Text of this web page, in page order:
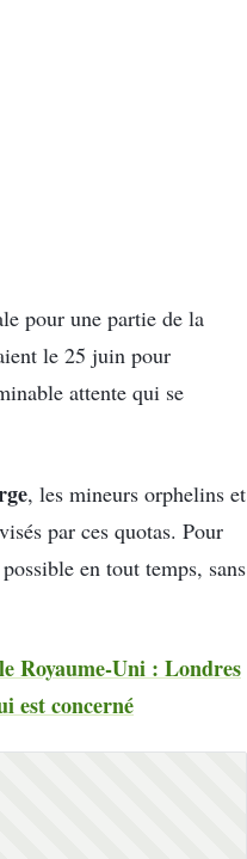
pour une partie de la
le 25 juin pour
attente qui se
, les mineurs orphelins et
par ces quotas. Pour
en tout temps, sans
Royaume-Uni : Londres
est concerné